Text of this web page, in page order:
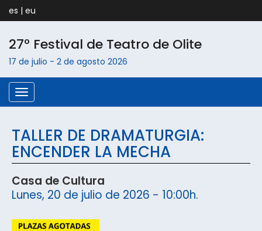
es | eu
27º Festival de Teatro de Olite
17 de julio - 2 de agosto 2026
Menú
TALLER DE DRAMATURGIA:
ENCENDER LA MECHA
Casa de Cultura
Lunes, 20 de julio de 2026 - 10:00h.